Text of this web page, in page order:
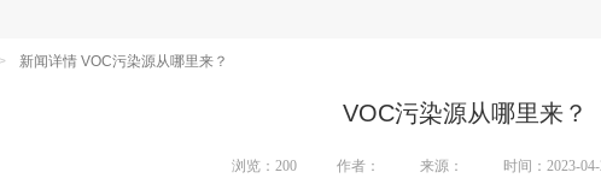
新闻详情 VOC污染源从哪里来？
VOC污染源从哪里来？
浏览：200 作者： 来源： 时间：2023-